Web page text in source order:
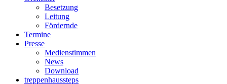
Besetzung
Leitung
Fördernde
Termine
Presse
Medienstimmen
News
Download
treppenhaussteps